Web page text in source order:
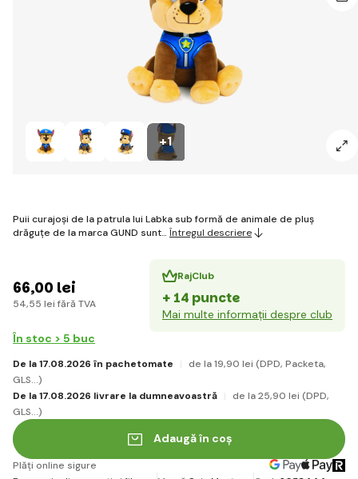
+1
Puii curajoși de la patrula lui Labka sub formă de animale de pluș
drăguțe de la marca GUND sunt… Întregul descriere
66,00 lei
54,55 lei fără TVA
RajClub
+ 14 puncte
Mai multe informații despre club
În stoc > 5 buc
De la 17.08.2026 în pachetomate de la 19,90 lei (DPD, Packeta,
GLS...)
De la 17.08.2026 livrare la dumneavoastră
de la 25,90 lei (DPD,
GLS...)
Adaugă în coș
Plăți online sigure